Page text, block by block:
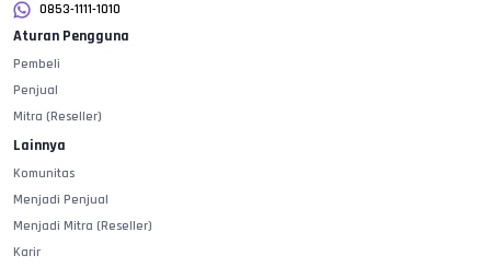
0853-1111-1010
Aturan Pengguna
Pembeli
Penjual
Mitra (Reseller)
Lainnya
Komunitas
Menjadi Penjual
Menjadi Mitra (Reseller)
Karir